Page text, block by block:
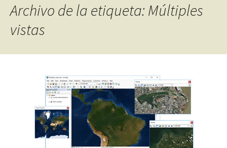
Archivo de la etiqueta: Múltiples
vistas